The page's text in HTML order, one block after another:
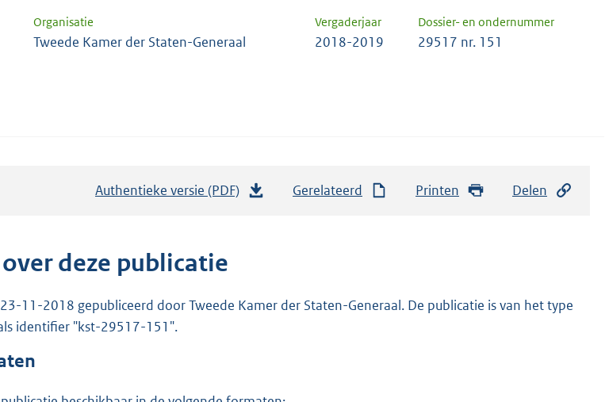
Organisatie Vergaderjaar Dossier- en ondernummer
Tweede Kamer der Staten-Generaal 2018-2019 29517 nr. 151
Authentieke versie (PDF)
n
Gerelateerd Printen Delen
deze publicatie
11-2018 gepubliceerd door Tweede Kamer der Staten-Generaal. De publicatie is van het type
identifier "kst-29517-151".